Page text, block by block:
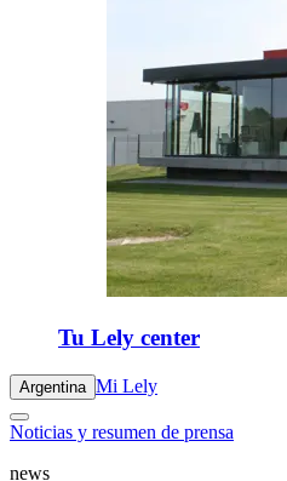
Tu Lely center
Argentina Mi Lely
Noticias y resumen de prensa
news